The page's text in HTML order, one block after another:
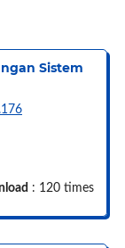
Sistem
: 120 times